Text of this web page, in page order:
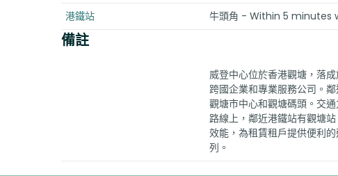
港鐵站
牛頭角 - Within 5 minutes
備註
威登中心位於香港觀塘，落
跨國企業和專業服務公司。
觀塘市中心和觀塘碼頭。交
路線上，鄰近港鐵站有觀塘
效能，為租賃租戶提供便利
列。